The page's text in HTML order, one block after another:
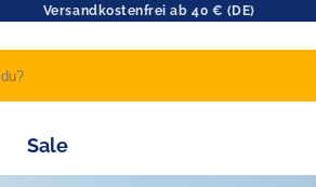
Versandkostenfrei ab 40 € (DE)
Sale